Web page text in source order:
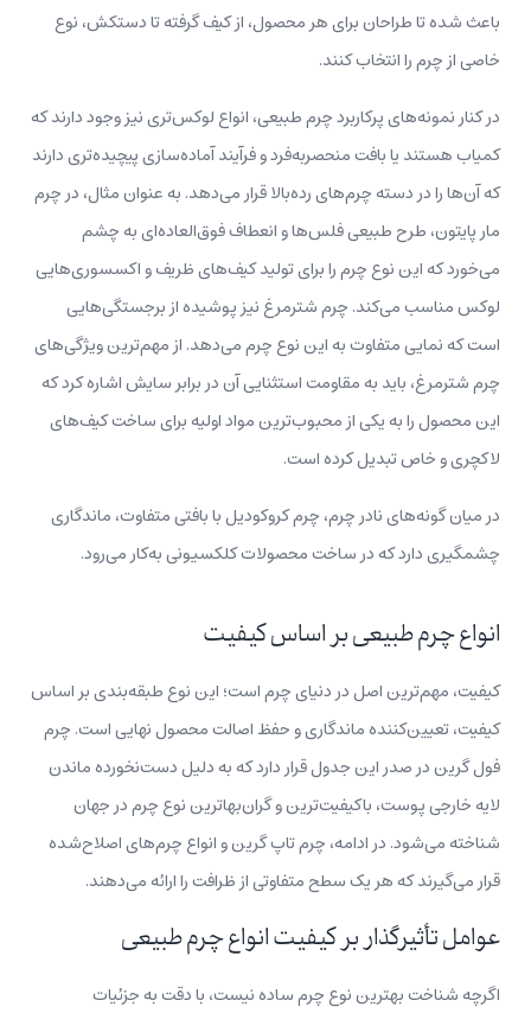
باعث شده تا طراحان برای هر محصول، از کیف گرفته تا دستکش، نوع
خاصی از چرم را انتخاب کنند.
در کنار نمونه‌های پرکاربرد چرم طبیعی، انواع لوکس‌تری نیز وجود دارند که
کمیاب‌ هستند یا بافت منحصربه‌فرد و فرآیند آماده‌سازی پیچیده‌تری دارند
که آن‌ها را در دسته چرم‌های رده‌بالا قرار می‌دهد. به عنوان مثال، در چرم
مار پایتون، طرح طبیعی فلس‌ها و انعطاف فوق‌العاده‌ای به چشم
می‌خورد که این نوع چرم را برای تولید کیف‌های ظریف و اکسسوری‌هایی
لوکس مناسب می‌کند. چرم شترمرغ نیز پوشیده از برجستگی‌هایی
است که نمایی متفاوت به این نوع چرم می‌دهد. از مهم‌ترین ویژگی‌های
چرم شترمرغ، باید به مقاومت استثنایی آن در برابر سایش اشاره کرد که
این محصول را به یکی از محبوب‌ترین مواد اولیه برای ساخت کیف‌های
لاکچری و خاص تبدیل کرده است.
در میان گونه‌های نادر چرم، چرم کروکودیل با بافتی متفاوت، ماندگاری
چشمگیری دارد که در ساخت محصولات کلکسیونی به‌کار می‌رود.
انواع چرم طبیعی بر اساس کیفیت
کیفیت، مهم‌ترین اصل در دنیای چرم است؛ این نوع طبقه‌بندی بر اساس
کیفیت، تعیین‌کننده ماندگاری و حفظ اصالت محصول نهایی است. چرم
فول گرین در صدر این جدول قرار دارد که به دلیل دست‌نخورده ماندن
لایه خارجی پوست، باکیفیت‌ترین و گران‌بهاترین نوع چرم در جهان
شناخته می‌شود. در ادامه، چرم‌ تاپ گرین و انواع چرم‌های اصلاح‌شده
قرار می‌گیرند که هر یک سطح متفاوتی از ظرافت را ارائه می‌دهند.
عوامل تأثیرگذار بر کیفیت انواع چرم طبیعی
اگرچه شناخت بهترین نوع چرم ساده نیست، با دقت به جزئیات